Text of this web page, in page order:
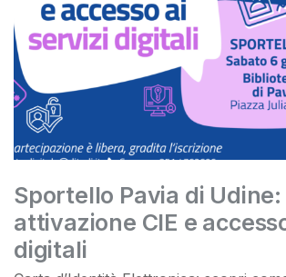
Sportello Pavia di Udine:
attivazione CIE e
digitali